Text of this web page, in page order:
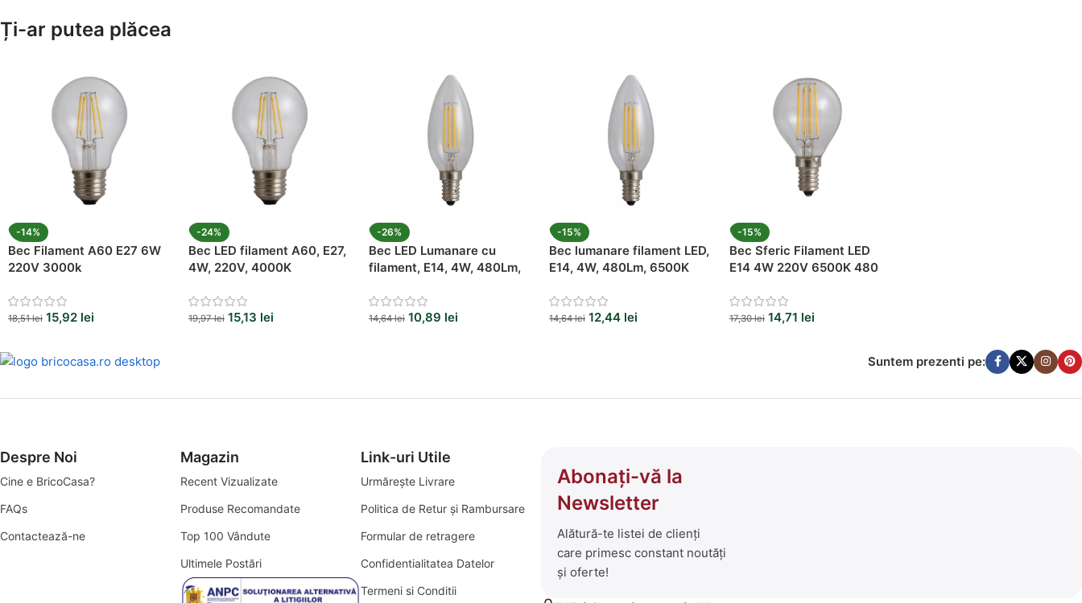
Ți-ar putea plăcea
-14%
Bec Filament A60 E27 6W
220V 3000k
18,51lei 15,92 lei
-24%
Bec LED filament A60, E27,
4W, 220V, 4000K
19,97lei 15,13 lei
-26%
Bec LED Lumanare cu
filament, E14, 4W, 480Lm,
14,64lei 10,89 lei
-15%
Bec lumanare filament LED,
E14, 4W, 480Lm, 6500K
14,64lei 12,44 lei
-15%
Bec Sferic Filament LED
E14 4W 220V 6500K 480
17,30lei 14,71 lei
Suntem prezenti pe:
Despre Noi
Cine e BricoCasa?
FAQs
Contactează-ne
Magazin
Recent Vizualizate
Produse Recomandate
Top 100 Vândute
Ultimele Postări
Link-uri Utile
Urmărește Livrare
Politica de Retur și Rambursare
Formular de retragere
Confidentialitatea Datelor
Termeni si Conditii
Abonați-vă la
Newsletter
Alătură-te listei de clienți
care primesc constant noutăți
și oferte!